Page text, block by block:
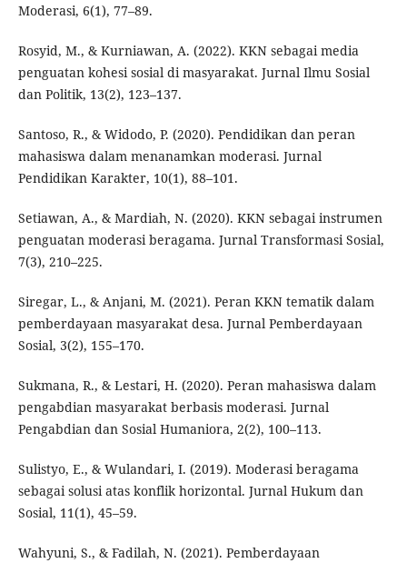
Moderasi, 6(1), 77–89.
Rosyid, M., & Kurniawan, A. (2022). KKN sebagai media
penguatan kohesi sosial di masyarakat. Jurnal Ilmu Sosial
dan Politik, 13(2), 123–137.
Santoso, R., & Widodo, P. (2020). Pendidikan dan peran
mahasiswa dalam menanamkan moderasi. Jurnal
Pendidikan Karakter, 10(1), 88–101.
Setiawan, A., & Mardiah, N. (2020). KKN sebagai instrumen
penguatan moderasi beragama. Jurnal Transformasi Sosial,
7(3), 210–225.
Siregar, L., & Anjani, M. (2021). Peran KKN tematik dalam
pemberdayaan masyarakat desa. Jurnal Pemberdayaan
Sosial, 3(2), 155–170.
Sukmana, R., & Lestari, H. (2020). Peran mahasiswa dalam
pengabdian masyarakat berbasis moderasi. Jurnal
Pengabdian dan Sosial Humaniora, 2(2), 100–113.
Sulistyo, E., & Wulandari, I. (2019). Moderasi beragama
sebagai solusi atas konflik horizontal. Jurnal Hukum dan
Sosial, 11(1), 45–59.
Wahyuni, S., & Fadilah, N. (2021). Pemberdayaan